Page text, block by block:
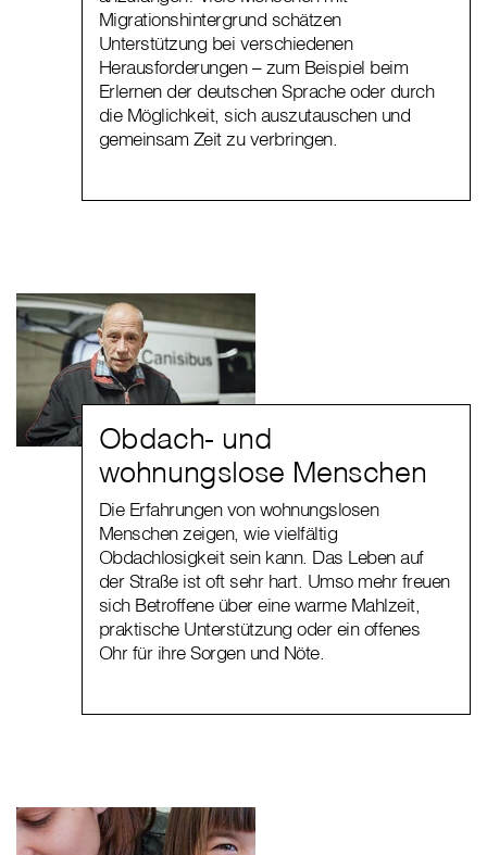
Migrationshintergrund schätzen
Unterstützung bei verschiedenen
Herausforderungen – zum Beispiel beim
Erlernen der deutschen Sprache oder durch
die Möglichkeit, sich auszutauschen und
gemeinsam Zeit zu verbringen.
Obdach- und
wohnungslose Menschen
Die Erfahrungen von wohnungslosen
Menschen zeigen, wie vielfältig
Obdachlosigkeit sein kann. Das Leben auf
der Straße ist oft sehr hart. Umso mehr freuen
sich Betroffene über eine warme Mahlzeit,
praktische Unterstützung oder ein offenes
Ohr für ihre Sorgen und Nöte.